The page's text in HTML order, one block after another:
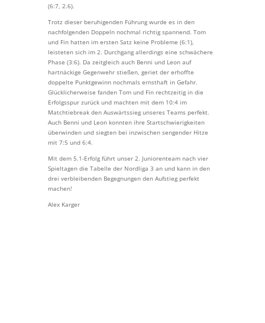
(6:7, 2.6).
Trotz dieser beruhigenden Führung wurde es in den
nachfolgenden Doppeln nochmal richtig spannend. Tom
und Fin hatten im ersten Satz keine Probleme (6:1),
leisteten sich im 2. Durchgang allerdings eine schwächere
Phase (3:6). Da zeitgleich auch Benni und Leon auf
hartnäckige Gegenwehr stießen, geriet der erhoffte
doppelte Punktgewinn nochmals ernsthaft in Gefahr.
Glücklicherweise fanden Tom und Fin rechtzeitig in die
Erfolgsspur zurück und machten mit dem 10:4 im
Matchtiebreak den Auswärtssieg unseres Teams perfekt.
Auch Benni und Leon konnten ihre Startschwierigkeiten
überwinden und siegten bei inzwischen sengender Hitze
mit 7:5 und 6:4.
Mit dem 5.1-Erfolg führt unser 2. Juniorenteam nach vier
Spieltagen die Tabelle der Nordliga 3 an und kann in den
drei verbleibenden Begegnungen den Aufstieg perfekt
machen!
Alex Karger